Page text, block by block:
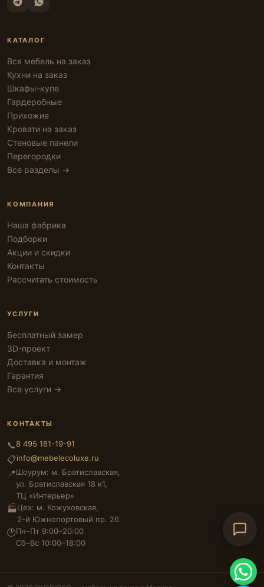
КАТАЛОГ
Вся мебель на заказ
Кухни на заказ
Шкафы-купе
Гардеробные
Прихожие
Кровати на заказ
Стеновые панели
Перегородки
Все разделы →
КОМПАНИЯ
Наша фабрика
Подборки
Акции и скидки
Контакты
Рассчитать стоимость
УСЛУГИ
Бесплатный замер
3D-проект
Доставка и монтаж
Гарантия
Все услуги →
КОНТАКТЫ
📞8 495 181-19-91
📋info@mebelecoluxe.ru
📍Шоурум: м. Братиславская,
ул. Братиславская 18 к1,
ТЦ «Интерьер»
🏭Цех: м. Кожуховская,
2-й Южнопортовый пр. 26
🕑Пн–Пт 9:00–20:00
Сб–Вс 10:00–18:00